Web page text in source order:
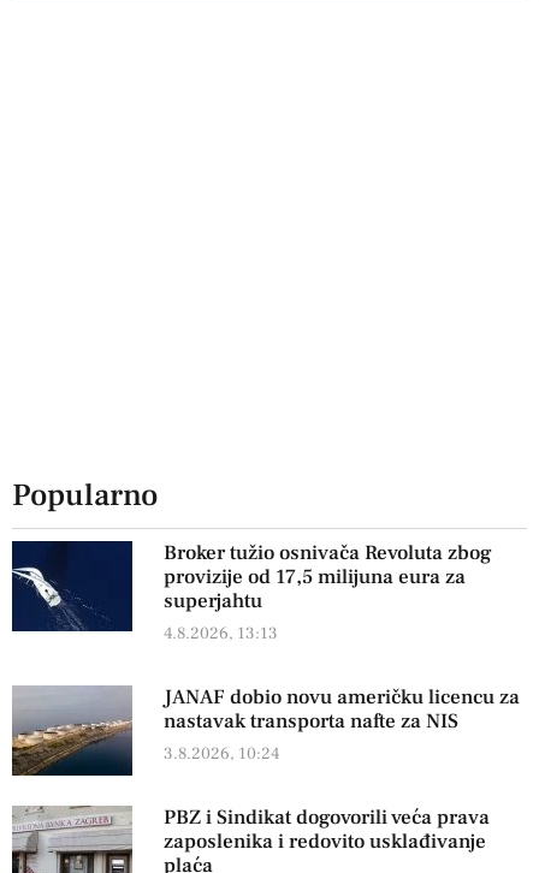
Popularno
Broker tužio osnivača Revoluta zbog
provizije od 17,5 milijuna eura za
superjahtu
4.8.2026, 13:13
JANAF dobio novu američku licencu za
nastavak transporta nafte za NIS
3.8.2026, 10:24
PBZ i Sindikat dogovorili veća prava
zaposlenika i redovito usklađivanje
plaća